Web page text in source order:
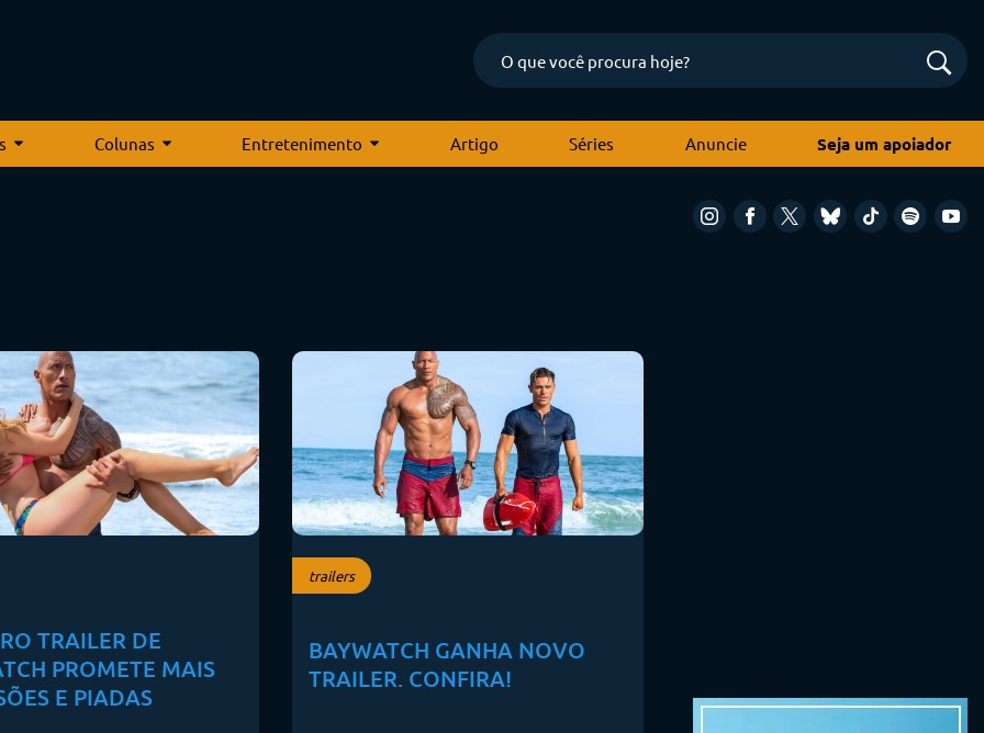
Colunas Entretenimento Artigo Séries Anuncie Seja um apoiador
TRAILER DE
PROMETE MAIS
E PIADAS
trailers
BAYWATCH GANHA NOVO
TRAILER. CONFIRA!